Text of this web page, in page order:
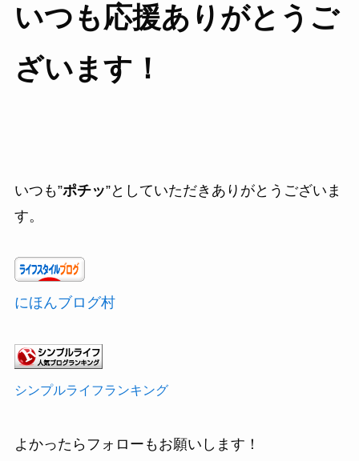
いつも応援ありがとうご
ざいます！
いつも”ポチッ”としていただきありがとうございま
す。
にほんブログ村
シンプルライフランキング
よかったらフォローもお願いします！